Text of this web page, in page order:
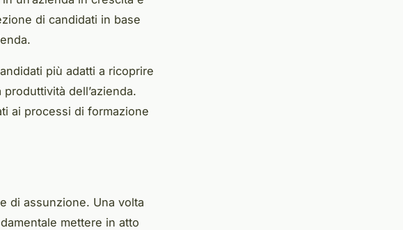
di candidati in base
più adatti a ricoprire
dell’azienda.
ai processi di formazione
di assunzione. Una volta
mettere in atto